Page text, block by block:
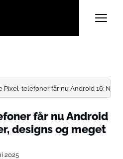
Pixel-telefoner får nu Android 16: Nye
får nu Android
designs og meget
2025